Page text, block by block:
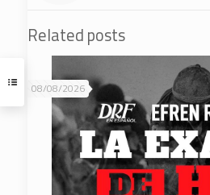
Related posts
08/08/2026